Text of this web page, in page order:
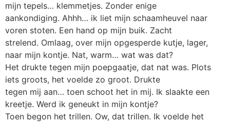
mijn tepels… klemmetjes. Zonder enige
aankondiging. Ahhh… ik liet mijn schaamheuvel naar
voren stoten. Een hand op mijn buik. Zacht
strelend. Omlaag, over mijn opgesperde kutje, lager,
naar mijn kontje. Nat, warm… wat was dat?
Het drukte tegen mijn poepgaatje, dat nat was. Plots
iets groots, het voelde zo groot. Drukte
tegen mij aan… toen schoot het in mij. Ik slaakte een
kreetje. Werd ik geneukt in mijn kontje?
Toen begon het trillen. Ow, dat trillen. Ik voelde het